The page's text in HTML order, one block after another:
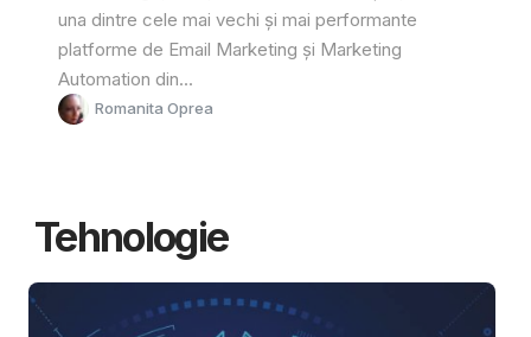
una dintre cele mai vechi și mai performante
platforme de Email Marketing și Marketing
Automation din...
Romanita Oprea
Tehnologie